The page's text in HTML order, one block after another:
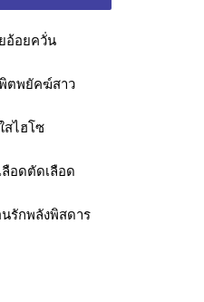
อ้อยควั่น
พิตพยัคฆ์สาว
สไฮโซ
ลือดตัดเลือด
นรักพลังพิสดาร